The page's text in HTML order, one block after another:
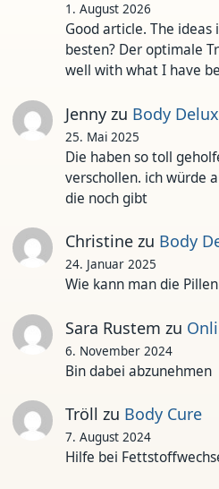
1. August 2026
Good article. The
besten? Der optimale
well with what I have
Jennyzu Body
25. Mai 2025
Die haben so toll
verschollen. ich würde
die noch gibt
Christinezu Body
24. Januar 2025
Wie kann man die
Sara Rustem zu
6. November 2024
Bin dabei abzunehmen
Tröll zu Body Cure
7. August 2024
Hilfe bei